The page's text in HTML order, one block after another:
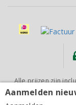
Fontanet
Alle prijzen zijn
Aanmelden